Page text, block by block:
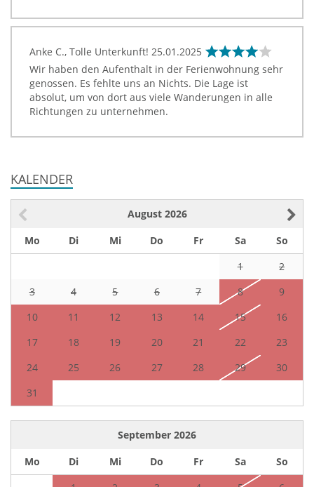
Anke C., Tolle Unterkunft! 25.01.2025
Wir haben den Aufenthalt in der Ferienwohnung sehr
genossen. Es fehlte uns an Nichts. Die Lage ist
absolut, um von dort aus viele Wanderungen in alle
Richtungen zu unternehmen.
KALENDER
August 2026
Mo
Di Mi Do Fr Sa
So
1
2
3
4 5 6 7 8
9
10
11 12 13 14 15
16
17
18 19 20 21 22
23
24
25 26 27 28 29
30
31
September 2026
Mo
Di Mi Do Fr Sa
So